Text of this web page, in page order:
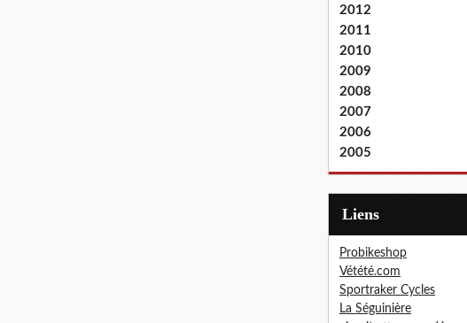
2012
2011
2010
2009
2008
2007
2006
2005
Liens
Probikeshop
Vétété.com
Sportraker Cycles
La Séguinière